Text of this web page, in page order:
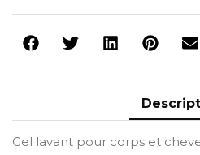
Gel lavant pour corps et